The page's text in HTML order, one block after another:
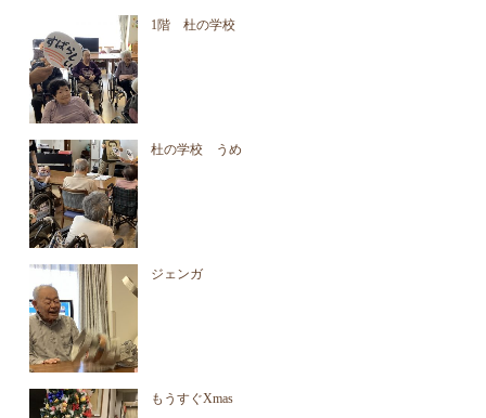
1階 杜の学校
杜の学校 うめ
ジェンガ
もうすぐXmas